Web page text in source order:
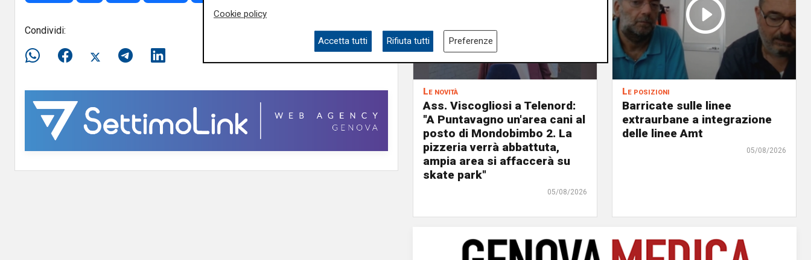
Condividi:
Le novità
Ass. Viscogliosi a Telenord:
"A Puntavagno un'area cani al
posto di Mondobimbo 2. La
pizzeria verrà abbattuta,
ampia area si affaccerà su
skate park"
05/08/2026
Le posizioni
Barricate sulle linee
extraurbane a integrazione
delle linee Amt
05/08/2026
Cookie policy
Accetta tutti Rifiuta tutti Preferenze